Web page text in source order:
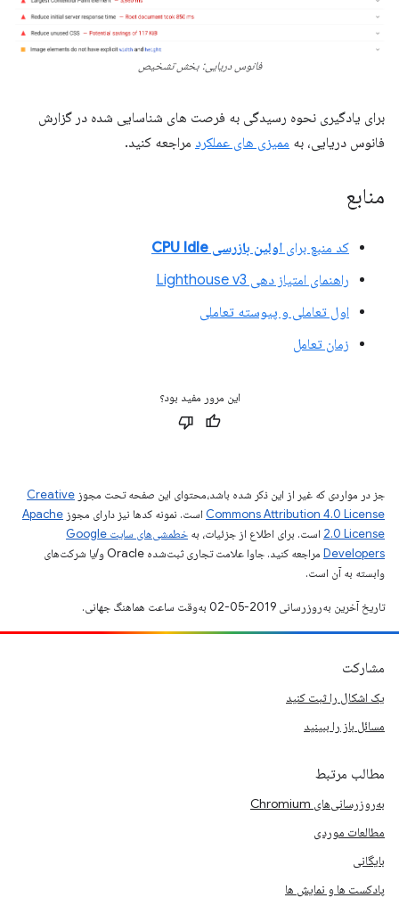
فانوس دریایی: بخش تشخیص
برای یادگیری نحوه رسیدگی به فرصت های شناسایی شده در گزارش
فانوس دریایی، به ممیزی های عملکرد مراجعه کنید.
منابع
کد منبع برای اولین بازرسی CPU Idle
راهنمای امتیاز دهی Lighthouse v3
اول تعاملی و پیوسته تعاملی
زمان تعامل
این مرور مفید بود؟
جز در مواردی که غیر از این ذکر شده باشد،‌محتوای این صفحه تحت مجوز Creative
Commons Attribution 4.0 License است. نمونه کدها نیز دارای مجوز Apache
2.0 License است. برای اطلاع از جزئیات، به
خطمشی‌های سایت Google
Developers‏
مراجعه کنید. جاوا علامت تجاری ثبت‌شده Oracle و/یا شرکت‌های
وابسته به آن است.
تاریخ آخرین به‌روزرسانی 2019-05-02 به‌وقت ساعت هماهنگ جهانی.
مشارکت
یک اشکال را ثبت کنید
مسائل باز را ببینید
مطالب مرتبط
به‌روزرسانی‌های Chromium
مطالعات موردی
بایگانی
پادکست ها و نمایش ها